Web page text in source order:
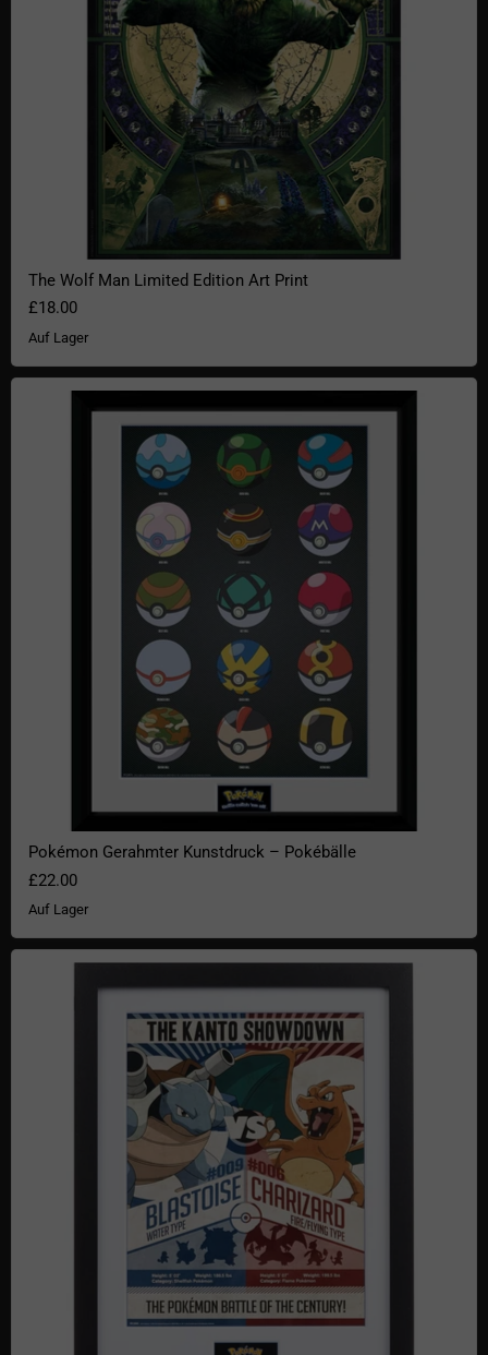
The Wolf Man Limited Edition Art Print
£18.00
Auf Lager
Pokémon Gerahmter Kunstdruck – Pokébälle
£22.00
Auf Lager